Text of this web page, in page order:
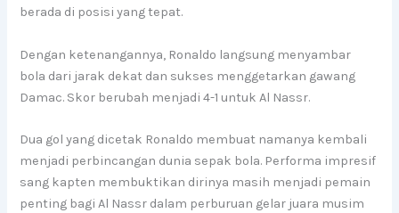
berada di posisi yang tepat.
Dengan ketenangannya, Ronaldo langsung menyambar
bola dari jarak dekat dan sukses menggetarkan gawang
Damac. Skor berubah menjadi 4-1 untuk Al Nassr.
Dua gol yang dicetak Ronaldo membuat namanya kembali
menjadi perbincangan dunia sepak bola. Performa impresif
sang kapten membuktikan dirinya masih menjadi pemain
penting bagi Al Nassr dalam perburuan gelar juara musim